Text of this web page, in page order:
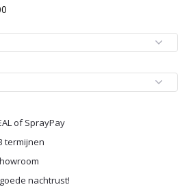
of SprayPay
termijnen
nachtrust!